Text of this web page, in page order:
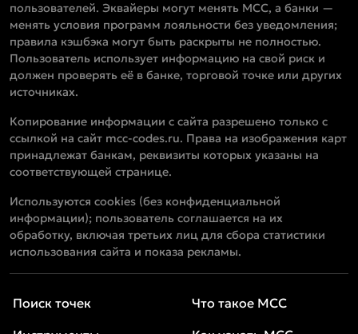
пользователей. Эквайеры могут менять MCC, а банки —
менять условия программ лояльности без уведомления;
правила кэшбэка могут быть раскрыты не полностью.
Пользователь использует информацию на свой риск и
должен проверять её в банке, торговой точке или других
источниках.
Копирование информации с сайта разрешено только с
ссылкой на сайт mcc-codes.ru. Права на изображения карт
принадлежат банкам, реквизиты которых указаны на
соответствующей странице.
Используются cookies (без конфиденциальной
информации); пользователь соглашается на их
обработку, включая третьих лиц для сбора статистики
использования сайта и показа рекламы.
Поиск точек
Что такое MCC